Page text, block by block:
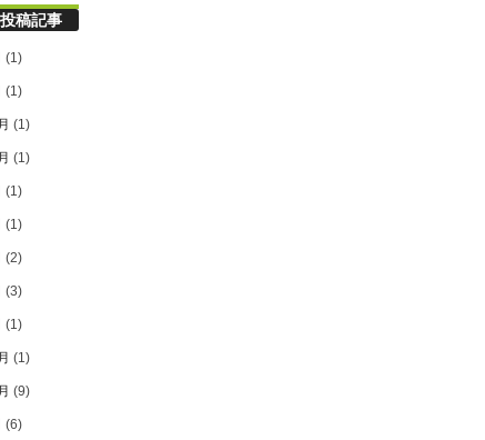
稿記事
(1)
(1)
(1)
(1)
(1)
(1)
(2)
(3)
(1)
(1)
(9)
(6)